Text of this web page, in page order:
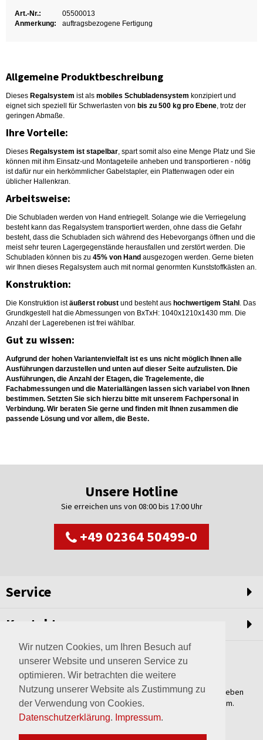
Wir nutzen Cookies, um Ihren Besuch auf
unserer Website und unseren Service zu
optimieren. Wir betrachten die weitere
Nutzung unserer Website als Zustimmung zu
der Verwendung von Cookies.
Datenschutzerklärung. Impressum.
Art.-Nr.:
05500013
Anmerkung:
auftragsbezogene Fertigung
Allgemeine Produktbeschreibung
Dieses Regalsystem ist als mobiles Schubladensystem konzipiert und
eignet sich speziell für Schwerlasten von bis zu 500 kg pro Ebene, trotz der
geringen Abmaße.
Ihre Vorteile:
Dieses Regalsystem ist stapelbar, spart somit also eine Menge Platz und Sie
können mit ihm Einsatz-und Montageteile anheben und transportieren - nötig
ist dafür nur ein herkömmlicher Gabelstapler, ein Plattenwagen oder ein
üblicher Hallenkran.
Arbeitsweise:
Die Schubladen werden von Hand entriegelt. Solange wie die Verriegelung
besteht kann das Regalsystem transportiert werden, ohne dass die Gefahr
besteht, dass die Schubladen sich während des Hebevorgangs öffnen und die
meist sehr teuren Lagergegenstände herausfallen und zerstört werden. Die
Schubladen können bis zu 45% von Hand ausgezogen werden. Gerne bieten
wir Ihnen dieses Regalsystem auch mit normal genormten Kunststoffkästen an.
Konstruktion:
Die Konstruktion istäußerst robust und besteht aus hochwertigem Stahl . Das
Grundkgestell hat die Abmessungen von BxTxH: 1040x1210x1430 mm. Die
Anzahl der Lagerebenen ist frei wählbar.
Gut zu wissen:
Aufgrund der hohen Variantenvielfalt ist es uns nicht möglich Ihnen alle
Ausführungen darzustellen und unten auf dieser Seite aufzulisten. Die
Ausführungen, die Anzahl der Etagen, die Tragelemente, die
Fachabmessungen und die Materiallängen lassen sich variabel von Ihnen
bestimmen. Setzten Sie sich hierzu bitte mit unserem Fachpersonal in
Verbindung. Wir beraten Sie gerne und finden mit Ihnen zusammen die
passende Lösung und vor allem, die Beste.
Unsere Hotline
Sie erreichen uns von 08:00 bis 17:00 Uhr
+49 02364 50499-0
Service
Kontakt
Weltweit setzen wir unsere Erfahrungswerte und unser Streben
nach innovativen Lösungen in unvergleichliche Anlagen um.
Erfahren Sie mehr über uns.